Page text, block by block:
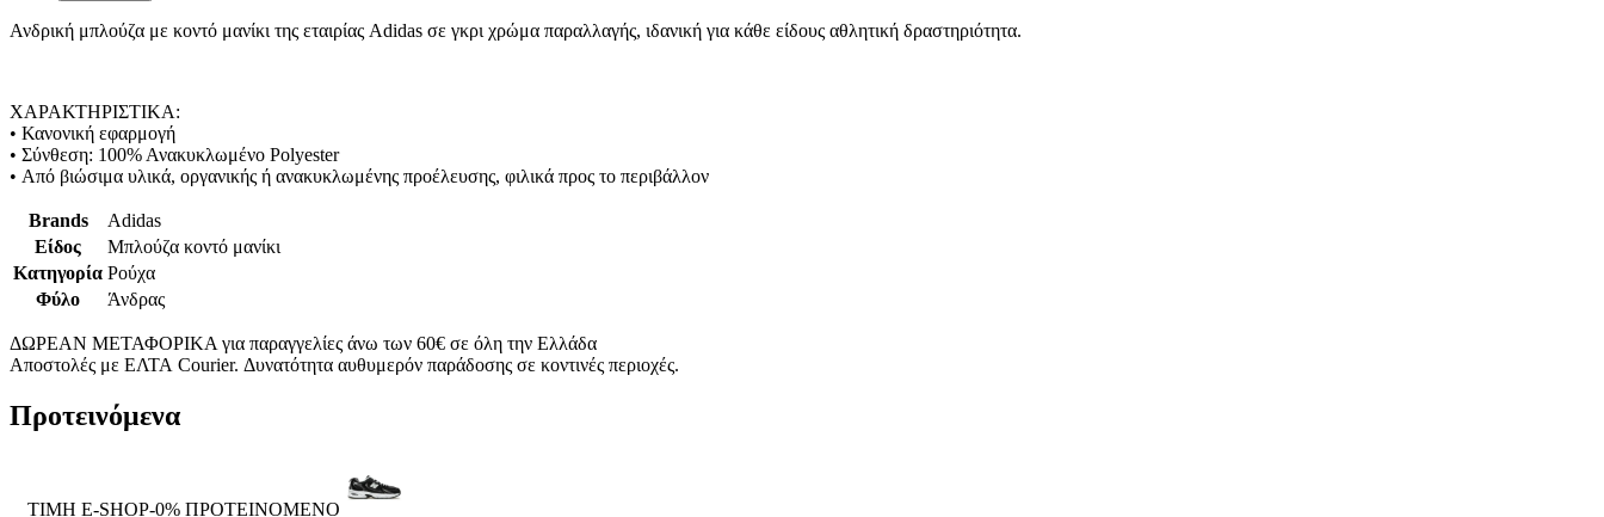
Ανδρική μπλούζα με κοντό μανίκι της εταιρίας Adidas σε γκρι χρώμα παραλλαγής, ιδανική για κάθε είδους αθλητική δραστηριότητα.
ΧΑΡΑΚΤΗΡΙΣΤΙΚΑ:
• Κανονική εφαρμογή
• Σύνθεση: 100% Ανακυκλωμένο Polyester
• Από βιώσιμα υλικά, οργανικής ή ανακυκλωμένης προέλευσης, φιλικά προς το περιβάλλον
Brands
Adidas
Είδος
Μπλούζα κοντό μανίκι
Κατηγορία Ρούχα
Φύλο
Άνδρας
ΔΩΡΕΑΝ ΜΕΤΑΦΟΡΙΚΑ για παραγγελίες άνω των 60€ σε όλη την Ελλάδα
Αποστολές με ΕΛΤΑ Courier. Δυνατότητα αυθυμερόν παράδοσης σε κοντινές περιοχές.
Προτεινόμενα
ΤΙΜΗ E-SHOP-0% ΠΡΟΤΕΙΝΟΜΕΝΟ